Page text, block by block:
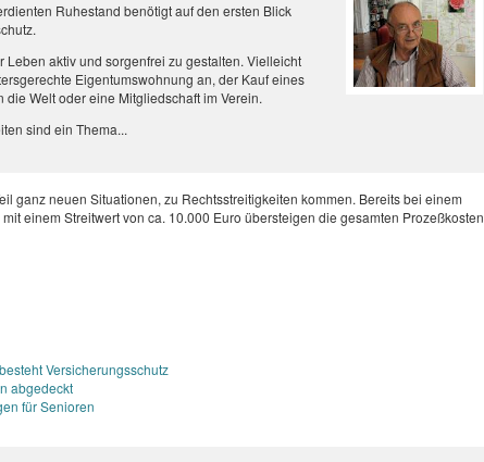
Ruhestand benötigt auf den ersten Blick
Leben aktiv und sorgenfrei zu gestalten. Vielleicht
Eigentumswohnung an, der Kauf eines
Welt oder eine Mitgliedschaft im Verein.
sind ein Thema...
ganz neuen Situationen, zu Rechtsstreitigkeiten kommen. Bereits bei einem
einem Streitwert von ca. 10.000 Euro übersteigen die gesamten Prozeßkosten
Versicherungsschutz
abgedeckt
für Senioren